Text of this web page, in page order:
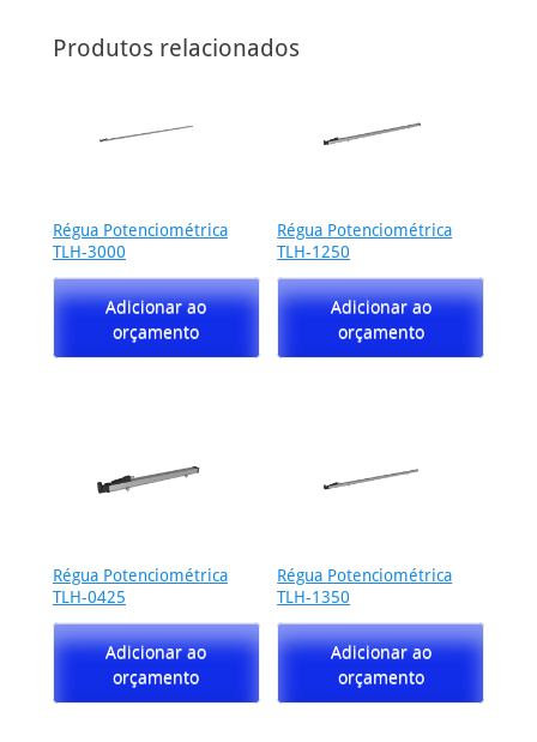
Produtos relacionados
Régua Potenciométrica
TLH-3000
Adicionar ao
orçamento
Régua Potenciométrica
TLH-1250
Adicionar ao
orçamento
Régua Potenciométrica
TLH-0425
Adicionar ao
orçamento
Régua Potenciométrica
TLH-1350
Adicionar ao
orçamento